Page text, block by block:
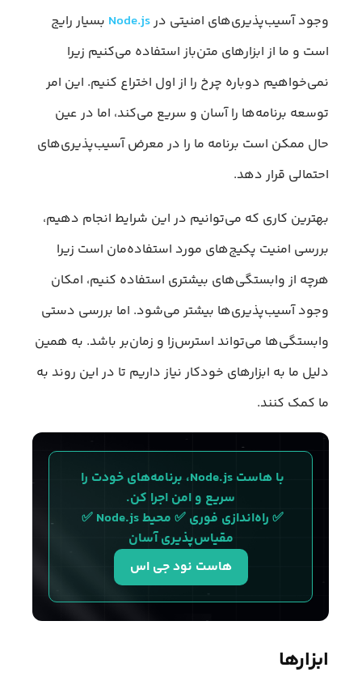
وجود آسیب‌پذیری‌های امنیتی درNode.js بسیار رایج
است و ما از ابزارهای متن‌باز استفاده می‌کنیم زیرا
نمی‌خواهیم دوباره چرخ را از اول اختراع کنیم. این امر
توسعه برنامه‌ها را آسان و سریع‌ می‌کند، اما در عین
حال ممکن است برنامه ما را در معرض آسیب‌پذیری‌های
احتمالی قرار دهد.
بهترین کاری که می‌توانیم در این شرایط انجام دهیم،
بررسی امنیت پکیج‌های مورد استفاده‌مان است زیرا
هرچه از وابستگی‌های بیشتری استفاده کنیم، امکان
وجود آسیب‌پذیری‌ها بیشتر می‌شود. اما بررسی دستی
وابستگی‌ها می‌تواند استرس‌زا و زمان‌بر باشد. به همین
دلیل ما به ابزار‌های خودکار نیاز داریم تا در این روند به
ما کمک کنند.
با هاست Node.js، برنامه‌های خودت را
سریع و امن اجرا کن.
✅ راه‌اندازی فوری ✅ محیط Node.js ✅
مقیاس‌پذیری آسان
هاست نود جی اس
ابزارها